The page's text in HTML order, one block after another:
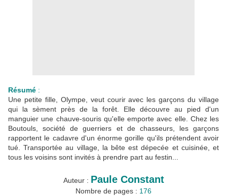
Résumé :
Une petite fille, Olympe, veut courir avec les garçons du village
qui la sèment près de la forêt. Elle découvre au pied d'un
manguier une chauve-souris qu'elle emporte avec elle. Chez les
Boutouls, société de guerriers et de chasseurs, les garçons
rapportent le cadavre d'un énorme gorille qu'ils prétendent avoir
tué. Transportée au village, la bête est dépecée et cuisinée, et
tous les voisins sont invités à prendre part au festin...
Auteur : Paule Constant
Nombre de pages : 176